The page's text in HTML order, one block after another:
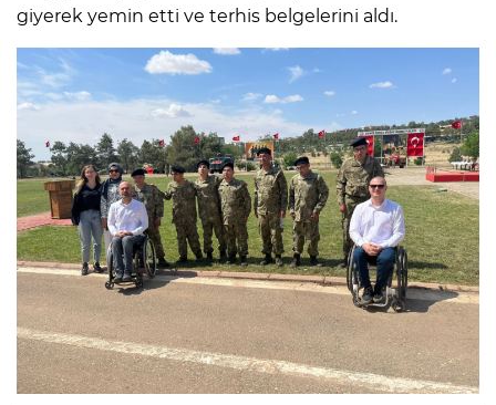
giyerek yemin etti ve terhis belgelerini aldı.